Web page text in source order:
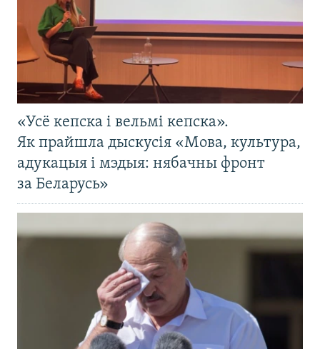
«Усё кепска і вельмі кепска».
Як прайшла дыскусія «Мова, культура,
адукацыя і мэдыя: нябачны фронт
за Беларусь»